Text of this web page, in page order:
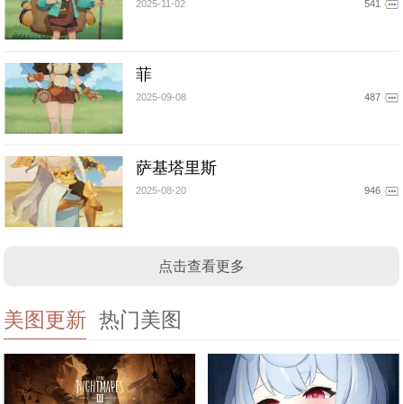
2025-11-02 541
菲
2025-09-08 487
萨基塔里斯
2025-08-20 946
点击查看更多
美图更新 热门美图